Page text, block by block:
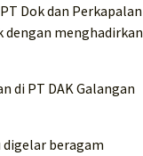
PT Dok dan Perkapalan
menghadirkan
di PT DAK Galangan
digelar beragam